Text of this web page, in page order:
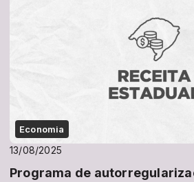
Economia
13/08/2025
Programa de